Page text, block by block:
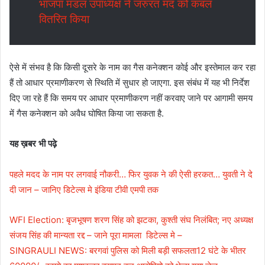
भाजपा मंडल उपाध्यक्ष ने जरुरत मंद को कंबल
वितरित किया
ऐसे में संभव है कि किसी दूसरे के नाम का गैस कनेक्शन कोई और इस्तेमाल कर रहा
हैं तो आधार प्रमाणीकरण से स्थिति में सुधार हो जाएगा. इस संबंध में यह भी निर्देश
दिए जा रहे हैं कि समय पर आधार प्रमाणीकरण नहीं करवाए जाने पर आगामी समय
में गैस कनेक्शन को अवैध घोषित किया जा सकता है.
यह ख़बर भी पढ़े
पहले मदद के नाम पर लगवाई नौकरी… फिर युवक ने की ऐसी हरकत… युवती ने दे
दी जान – जानिए डिटेल्स मे इंडिया टीवी एमपी तक
WFI Election: बृजभूषण शरण सिंह को झटका, कुश्ती संघ निलंबित; नए अध्यक्ष
संजय सिंह की मान्यता रद्द – जाने पूरा मामला डिटेल्स मे –
SINGRAULI NEWS: बरगवां पुलिस को मिली बड़ी सफलता12 घंटे के भीतर